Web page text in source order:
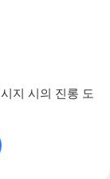
지 시의 진롱 도